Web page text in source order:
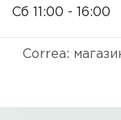
Сб 11:00 - 16:00
Correa: